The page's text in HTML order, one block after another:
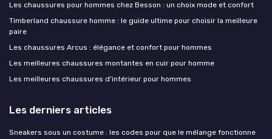
Les chaussures pour hommes chez Besson : un choix mode et confort
Timberland chaussure homme : le guide ultime pour choisir la meilleure
paire
Les chaussures Arcus : élégance et confort pour hommes
Les meilleures chaussures montantes en cuir pour homme
Les meilleures chaussures d'intérieur pour hommes
Les derniers articles
Sneakers sous un costume : les codes pour que le mélange fonctionne